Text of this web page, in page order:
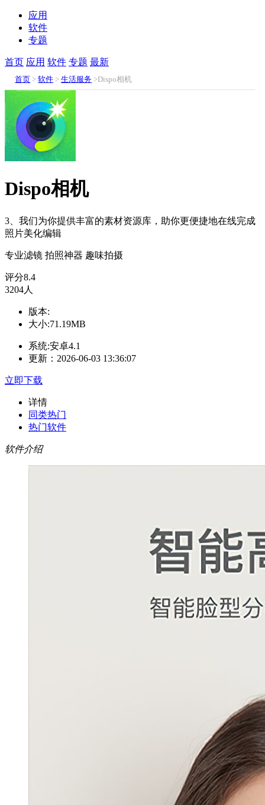
应用
软件
专题
首页 应用 软件 专题 最新
首页 >软件 >生活服务 >Dispo相机
Dispo相机
3、我们为你提供丰富的素材资源库，助你更便捷地在线完成
照片美化编辑
专业滤镜 拍照神器 趣味拍摄
评分8.4
3204人
版本:
大小:71.19MB
系统:安卓4.1
更新：2026-06-03 13:36:07
立即下载
详情
同类热门
热门软件
软件介绍